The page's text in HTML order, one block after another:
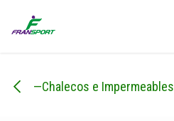
—Chalecos e Impermeables